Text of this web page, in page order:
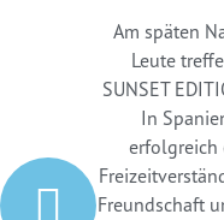
Am späten
Leute
SUNSET
In
erfolgreich
Freundschaft